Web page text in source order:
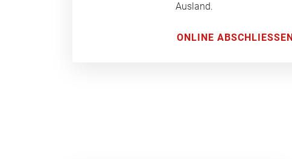
Ausland.
ONLINE ABSCHLIESSEN